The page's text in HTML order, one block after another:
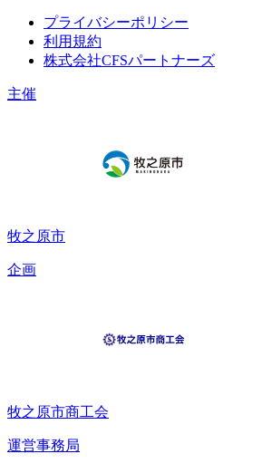
プライバシーポリシー
利用規約
株式会社CFSパートナーズ
主催
牧之原市
企画
牧之原市商工会
運営事務局